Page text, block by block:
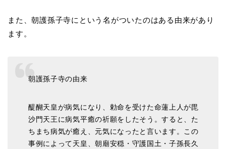
また、朝護孫子寺にという名がついたのはある由来があり
ます。
朝護孫子寺の由来
醍醐天皇が病気になり、勅命を受けた命蓮上人が毘
沙門天王に病気平癒の祈願をしたそう。すると、た
ちまち病気が癒え、元気になったと言います。この
事例によって天皇、朝廟安穏・守護国土・子孫長久